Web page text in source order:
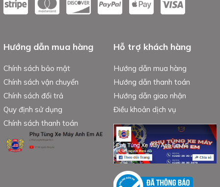
Hướng dẫn mua hàng
Chính sách bảo mật
Chính sách vận chuyển
Chính sách đổi trả
Quy định sử dụng
Chính sách thanh toán
Hỗ trợ khách hàng
Hướng dẫn mua hàng
Hướng dẫn thanh toán
Hướng dẫn giao nhận
Điều khoản dịch vụ